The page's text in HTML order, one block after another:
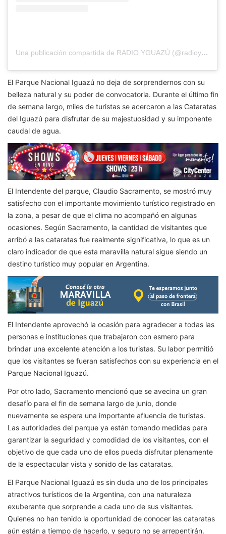
Una publicación compartida de RADIO YGUAZÚ (@radioyguazu)
El Parque Nacional Iguazú no deja de sorprendernos con su
belleza natural y su poder de convocatoria. Durante el último fin
de semana largo, miles de turistas se acercaron a las Cataratas
del Iguazú para disfrutar de su majestuosidad y su imponente
caudal de agua.
El Intendente del parque, Claudio Sacramento, se mostró muy
satisfecho con el importante movimiento turístico registrado en
la zona, a pesar de que el clima no acompañó en algunas
ocasiones. Según Sacramento, la cantidad de visitantes que
arribó a las cataratas fue realmente significativa, lo que es un
claro indicador de que esta maravilla natural sigue siendo un
destino turístico muy popular en Argentina.
El Intendente aprovechó la ocasión para agradecer a todas las
personas e instituciones que trabajaron con esmero para
brindar una excelente atención a los turistas. Su labor permitió
que los visitantes se fueran satisfechos con su experiencia en el
Parque Nacional Iguazú.
Por otro lado, Sacramento mencionó que se avecina un gran
desafío para el fin de semana largo de junio, donde
nuevamente se espera una importante afluencia de turistas.
Las autoridades del parque ya están tomando medidas para
garantizar la seguridad y comodidad de los visitantes, con el
objetivo de que cada uno de ellos pueda disfrutar plenamente
de la espectacular vista y sonido de las cataratas.
El Parque Nacional Iguazú es sin duda uno de los principales
atractivos turísticos de la Argentina, con una naturaleza
exuberante que sorprende a cada uno de sus visitantes.
Quienes no han tenido la oportunidad de conocer las cataratas
aún están a tiempo de hacerlo, y seguro no se arrepentirán.